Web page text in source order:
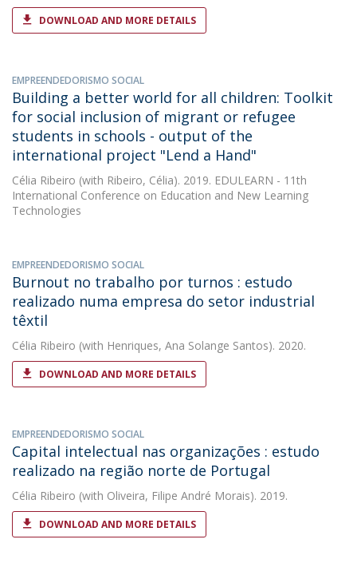
DOWNLOAD AND MORE DETAILS
EMPREENDEDORISMO SOCIAL
Building a better world for all children: Toolkit
for social inclusion of migrant or refugee
students in schools - output of the
international project "Lend a Hand"
Célia Ribeiro (with Ribeiro, Célia). 2019. EDULEARN - 11th
International Conference on Education and New Learning
Technologies
EMPREENDEDORISMO SOCIAL
Burnout no trabalho por turnos : estudo
realizado numa empresa do setor industrial
têxtil
Célia Ribeiro (with Henriques, Ana Solange Santos). 2020.
DOWNLOAD AND MORE DETAILS
EMPREENDEDORISMO SOCIAL
Capital intelectual nas organizações : estudo
realizado na região norte de Portugal
Célia Ribeiro (with Oliveira, Filipe André Morais). 2019.
DOWNLOAD AND MORE DETAILS